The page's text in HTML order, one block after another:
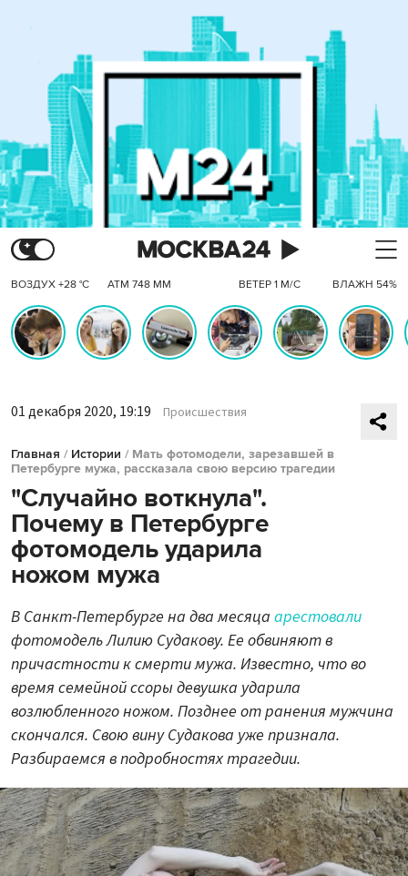
ВОЗДУХ +28 °C АТМ 748 ММ ВЕТЕР 1 М/С ВЛАЖН 54%
01 декабря 2020, 19:19 Происшествия
Главная / Истории / Мать фотомодели, зарезавшей в
Петербурге мужа, рассказала свою версию трагедии
"Случайно воткнула".
Почему в Петербурге
фотомодель ударила
ножом мужа
В Санкт-Петербурге на два месяца арестовали
фотомодель Лилию Судакову. Ее обвиняют в
причастности к смерти мужа. Известно, что во
время семейной ссоры девушка ударила
возлюбленного ножом. Позднее от ранения мужчина
скончался. Свою вину Судакова уже признала.
Разбираемся в подробностях трагедии.